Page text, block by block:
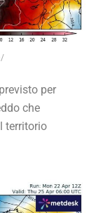
per
che
territorio